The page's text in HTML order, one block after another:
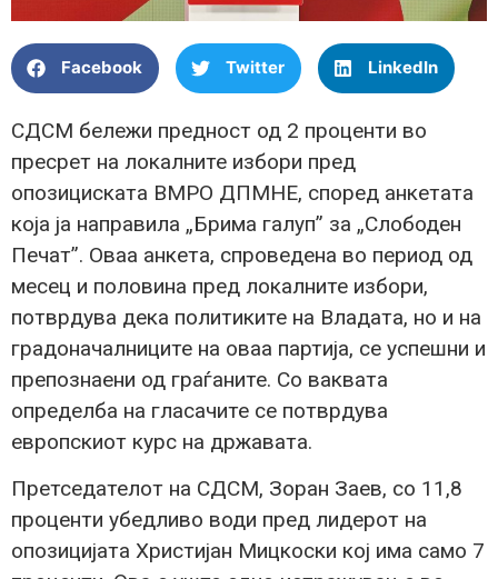
Facebook Twitter LinkedIn
СДСМ бележи предност од 2 проценти во
пресрет на локалните избори пред
опозициската ВМРО ДПМНЕ, според анкетата
која ја направила „Брима галуп” за „Слободен
Печат”. Оваа анкета, спроведена во период од
месец и половина пред локалните избори,
потврдува дека политиките на Владата, но и на
градоначалниците на оваа партија, се успешни и
препознаени од граѓаните. Со ваквата
определба на гласачите се потврдува
европскиот курс на државата.
Претседателот на СДСМ, Зоран Заев, со 11,8
проценти убедливо води пред лидерот на
опозицијата Христијан Мицкоски кој има само 7